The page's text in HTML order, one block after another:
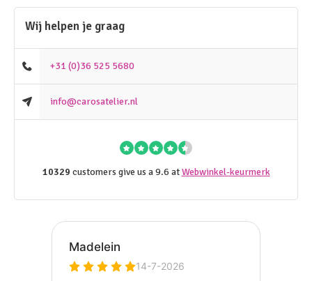
Wij helpen je graag
+31 (0)36 525 5680
info@carosatelier.nl
10329 customers give us a 9.6 atWebwinkel-keurmerk